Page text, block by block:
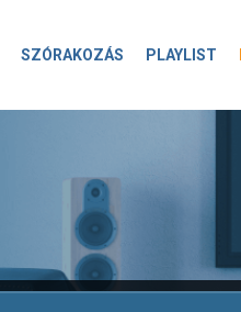
SZÓRAKOZÁS PLAYLIST